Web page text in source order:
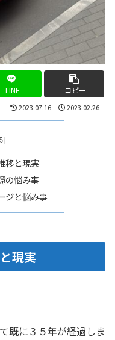
LINE コピー
2023.07.16 2023.02.26
移と現実
の悩み事
ジと悩み事
現実
既に３５年が経過しま